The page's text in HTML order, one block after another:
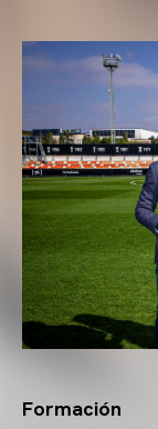
Formación